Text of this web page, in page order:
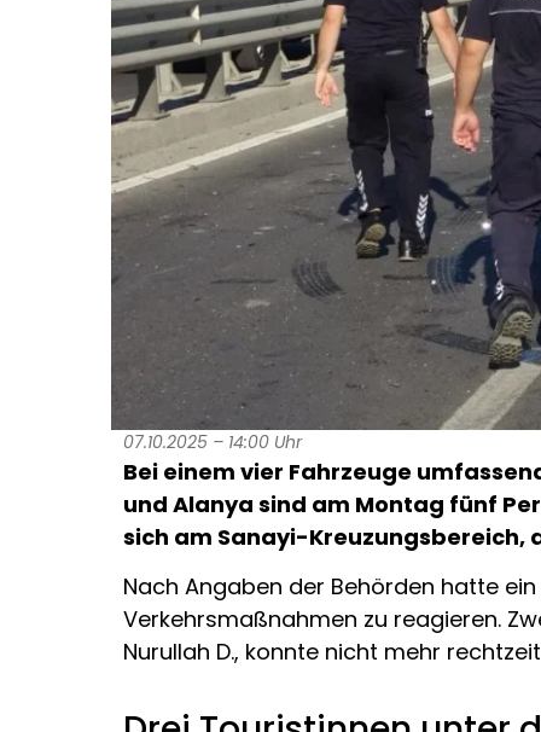
07.10.2025 – 14:00 Uhr
Bei einem vier Fahrzeuge
und Alanya sind am Montag fünf
sich am Sanayi-Kreuzungsbereich,
Nach Angaben der Behörden hatte
Verkehrsmaßnahmen zu reagieren.
Nurullah D., konnte nicht mehr